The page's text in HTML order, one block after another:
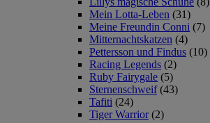
Mein Lotta-Leben (31)
Meine Freundin Conni (7)
Mitternachtskatzen (4)
Pettersson und Findus (10)
Racing Legends (2)
Ruby Fairygale (5)
Sternenschweif (43)
Tafiti (24)
Tiger Warrior (2)